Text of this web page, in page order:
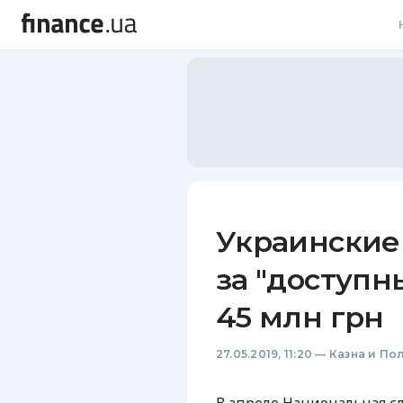
за
45 млн грн
27.05.2019, 11:20 — Казна и